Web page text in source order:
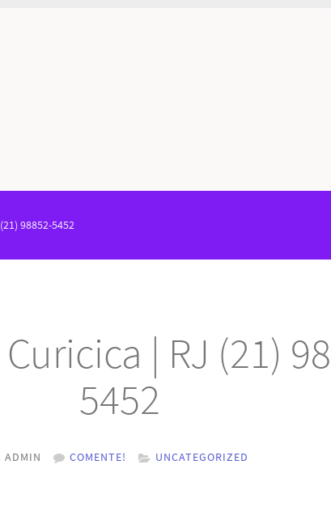
98852-5452
| RJ (21)
5452
ADMIN COMENTE! UNCATEGORIZED